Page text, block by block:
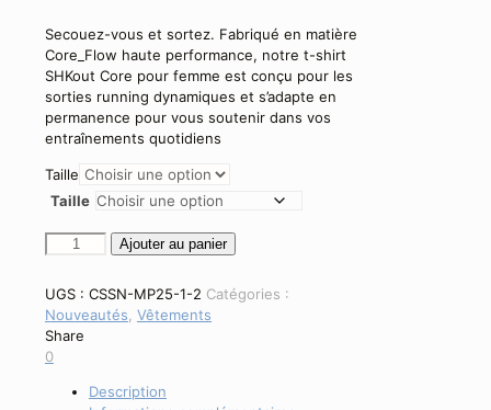
Secouez-vous et sortez. Fabriqué en matière
Core_Flow haute performance, notre t-shirt
SHKout Core pour femme est conçu pour les
sorties running dynamiques et s’adapte en
permanence pour vous soutenir dans vos
entraînements quotidiens
Taille
Taille
quantité
Salomon
Shakeout
Core
-
Femme
Ajouter au panier
UGS : CSSN-MP25-1-2 Catégories :
Nouveautés Vêtements
Share
0
Description